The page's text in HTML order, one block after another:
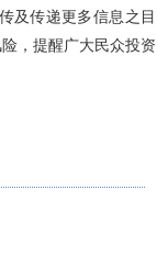
及传递更多信息之目
，提醒广大民众投资